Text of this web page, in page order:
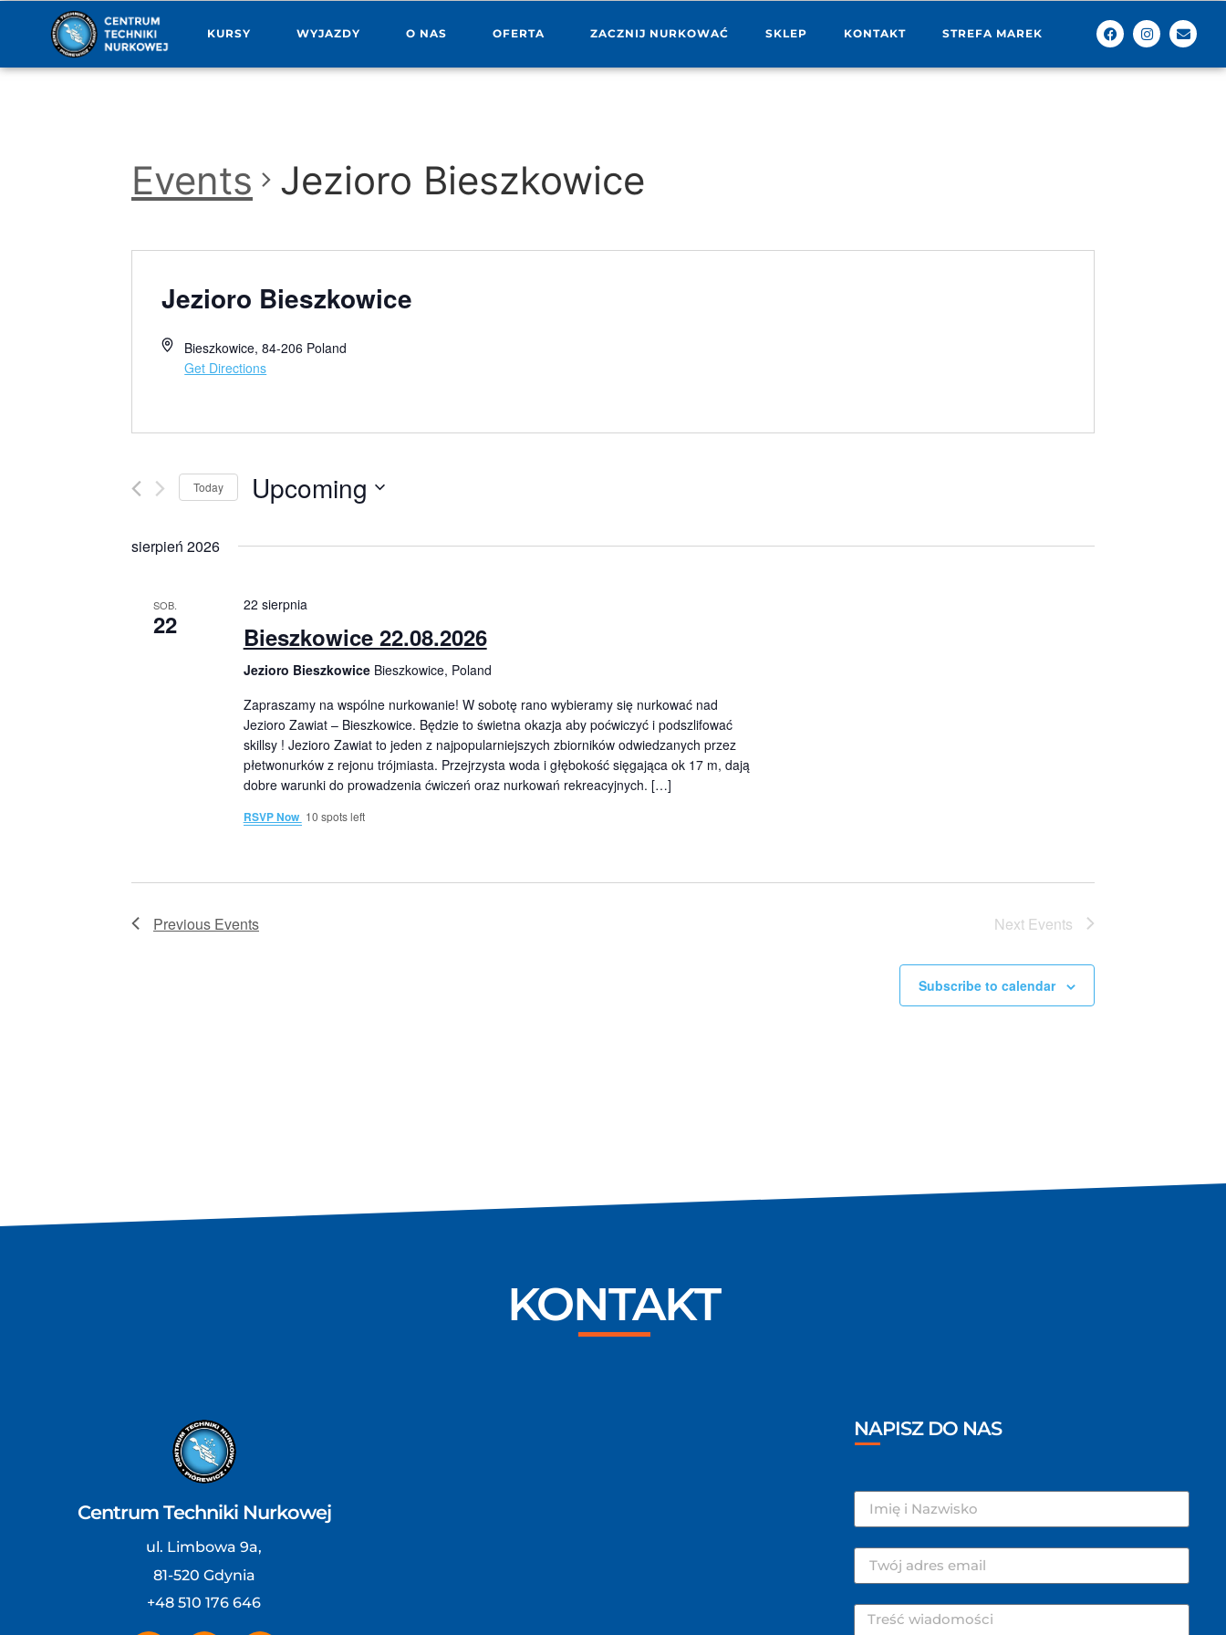
KURSY WYJAZDY O NAS OFERTA ZACZNIJ NURKOWAĆ SKLEP KONTAKT STREFA MAREK
Events Jezioro Bieszkowice
Jezioro Bieszkowice
Bieszkowice, 84-206 Poland
Get Directions
Today Upcoming
sierpień 2026
SOB.
22
22 sierpnia
Bieszkowice 22.08.2026
Jezioro Bieszkowice Bieszkowice, Poland
Zapraszamy na wspólne nurkowanie! W sobotę rano wybieramy się nurkować nad
Jezioro Zawiat – Bieszkowice. Będzie to świetna okazja aby poćwiczyć i podszlifować
skillsy ! Jezioro Zawiat to jeden z najpopularniejszych zbiorników odwiedzanych przez
płetwonurków z rejonu trójmiasta. Przejrzysta woda i głębokość sięgająca ok 17 m, dają
dobre warunki do prowadzenia ćwiczeń oraz nurkowań rekreacyjnych. […]
RSVP Now 10 spots left
Previous Events Next Events
Subscribe to calendar
KONTAKT
Centrum Techniki Nurkowej
ul. Limbowa 9a,
81-520 Gdynia
+48 510 176 646
NAPISZ DO NAS